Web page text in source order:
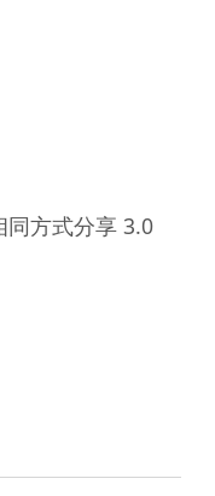
同方式分享 3.0